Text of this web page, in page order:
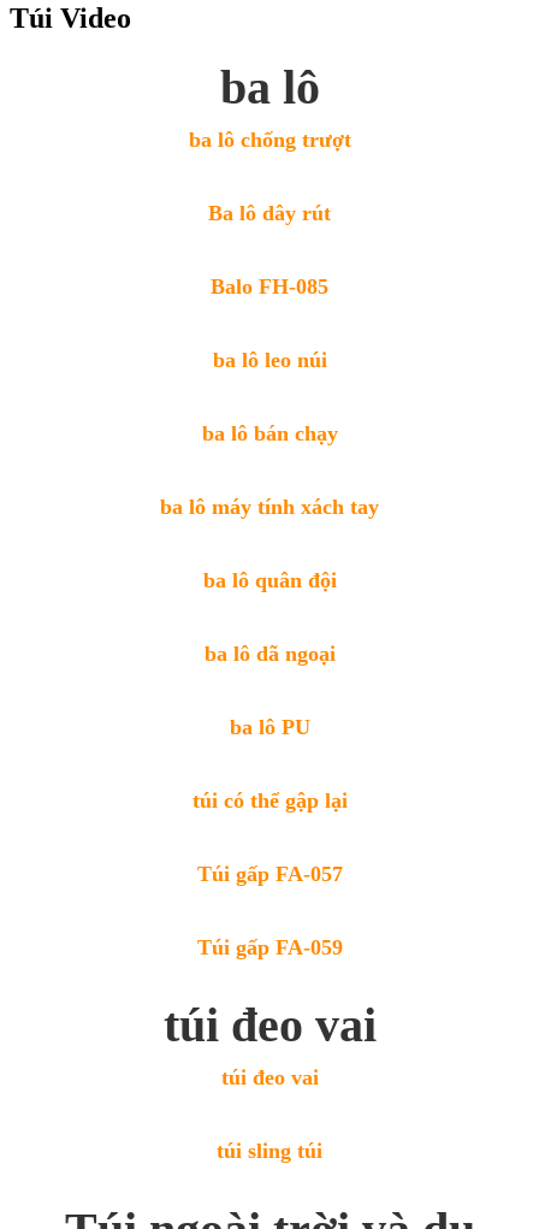
Túi Video
ba lô
ba lô chống trượt
Ba lô dây rút
Balo FH-085
ba lô leo núi
ba lô bán chạy
ba lô máy tính xách tay
ba lô quân đội
ba lô dã ngoại
ba lô PU
túi có thể gập lại
Túi gấp FA-057
Túi gấp FA-059
túi đeo vai
túi đeo vai
túi sling túi